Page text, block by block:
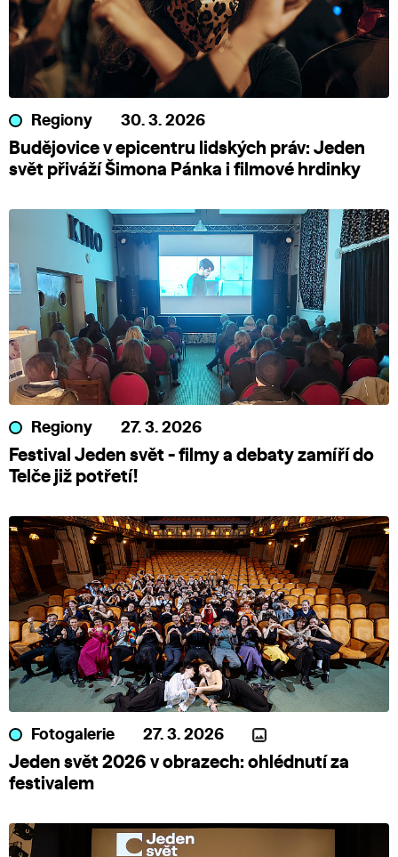
Regiony 30. 3. 2026
Budějovice v epicentru lidských práv: Jeden
svět přiváží Šimona Pánka i filmové hrdinky
Regiony 27. 3. 2026
Festival Jeden svět - filmy a debaty zamíří do
Telče již potřetí!
Fotogalerie 27. 3. 2026
Jeden svět 2026 v obrazech: ohlédnutí za
festivalem